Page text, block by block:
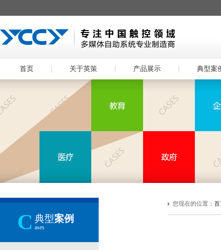
首页 关于英策 产品展示 典型案
C 典型案例
ases
您现在的位置：